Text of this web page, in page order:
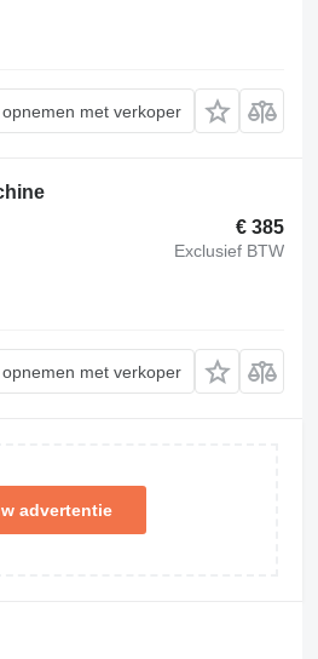
met verkoper
€ 385
Exclusief BTW
met verkoper
advertentie